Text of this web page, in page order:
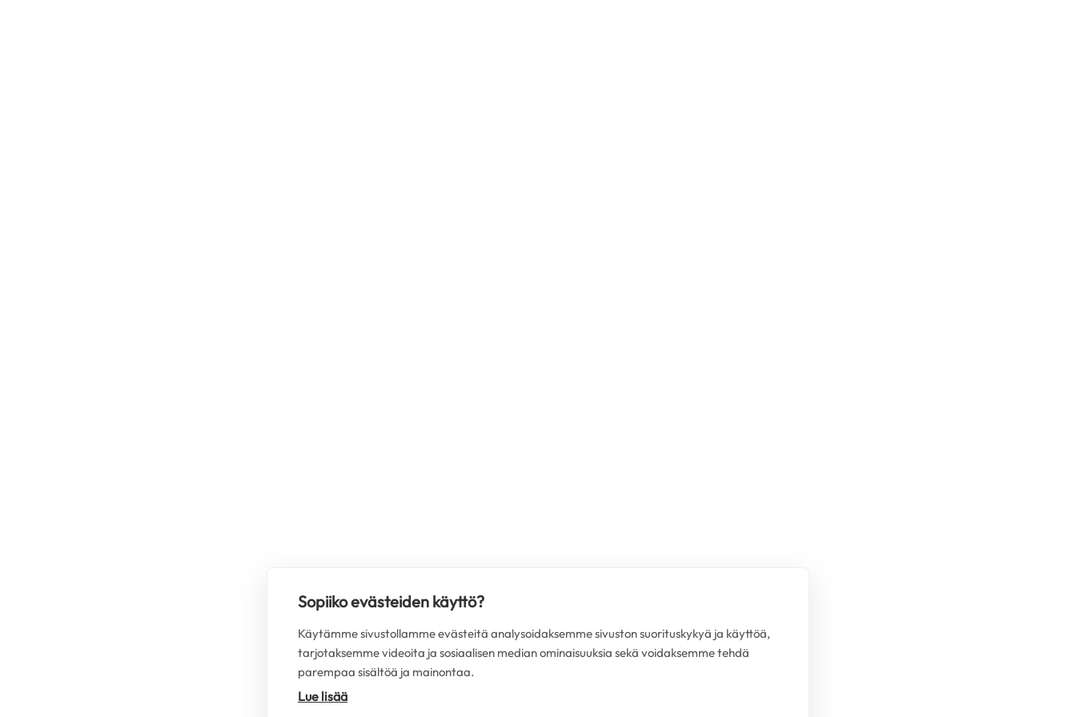
Sopiiko evästeiden käyttö?
Käytämme sivustollamme evästeitä analysoidaksemme sivuston suorituskykyä ja käyttöä,
tarjotaksemme videoita ja sosiaalisen median ominaisuuksia sekä voidaksemme tehdä
parempaa sisältöä ja mainontaa.
Lue lisää